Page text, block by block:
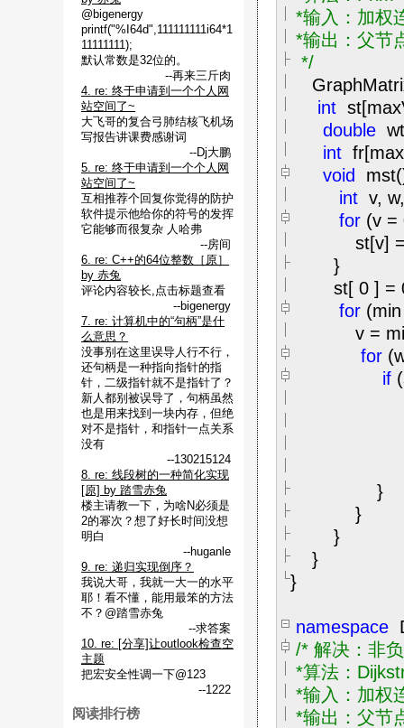
*输入：加权
*输出：父节
*/
int
double
int
void
int v,
for (v =
st[v]
}
st[ 0 ] =
for (min
v =
for
if
}
}
}
}
}
namespace
/* 解决：非
*算法：
*输入：加权
*输出：父节
@bigenergy
printf("%I64d",111111111i64*1
11111111);
默认常数是32位的。
--再来三斤肉
4. re: 终于申请到一个个人网
站空间了~
大飞哥的复合弓肺结核飞机场
写报告讲课费感谢词
--Dj大鹏
5. re: 终于申请到一个个人网
站空间了~
互相推荐个回复你觉得的防护
软件提示他给你的符号的发挥
它能够而很复杂 人哈弗
--房间
6. re: C++的64位整数［原］
by 赤兔
评论内容较长,点击标题查看
--bigenergy
7. re: 计算机中的“句柄”是什
么意思？
没事别在这里误导人行不行，
还句柄是一种指向指针的指
针，二级指针就不是指针了？
新人都别被误导了，句柄虽然
也是用来找到一块内存，但绝
对不是指针，和指针一点关系
没有
--130215124
8. re: 线段树的一种简化实现
[原] by 踏雪赤兔
楼主请教一下，为啥N必须是
2的幂次？想了好长时间没想
明白
--huganle
9. re: 递归实现倒序？
我说大哥，我就一大一的水平
耶！看不懂，能用最笨的方法
不？@踏雪赤兔
--求答案
10. re: [分享]让outlook检查空
主题
把宏安全性调一下@123
--1222
阅读排行榜